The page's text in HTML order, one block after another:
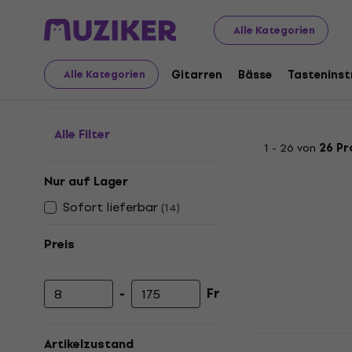
Alle Kategorien
Alle Kategorien Gitarren Bässe
Musikinstrumente Bläser Zubehör für Blasinstrumente
Blattschrauben für Alt
Alle Filter
Nur auf Lager
Sofort lieferbar (14)
Preis
Mindestpreis
- HöchstpreisFr
Artikelzustand
1 - 26 von 26